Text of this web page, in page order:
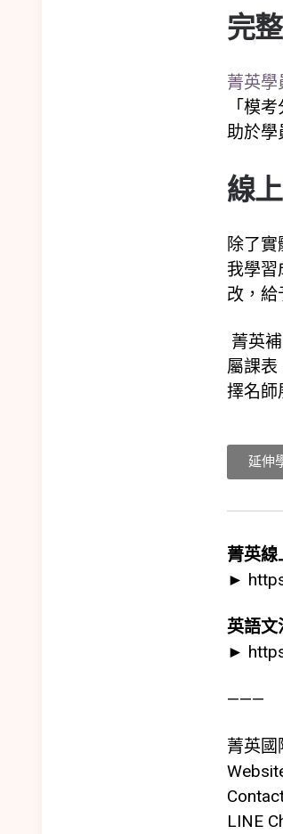
完
菁英學
「模
助於學
線
除了
我學習
改，給
菁英
屬課表
擇名師
延伸
菁英線
►
英語文
►
———
菁英國
LINE